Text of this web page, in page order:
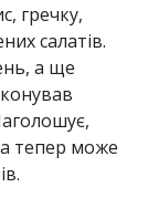
гречку,
салатів.
а ще
а тепер може